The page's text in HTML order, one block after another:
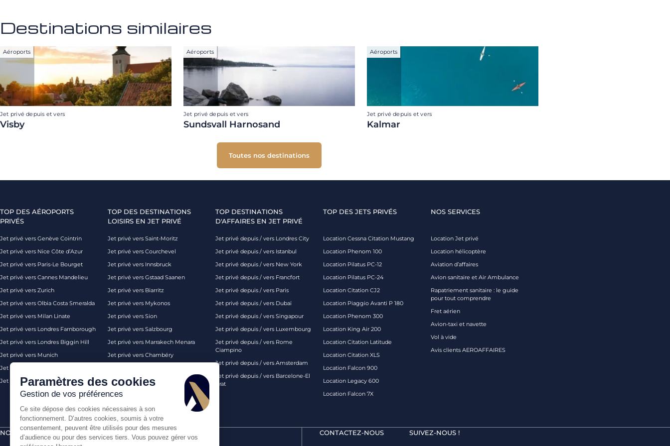
Destinations similaires
Aéroports
Jet privé depuis et vers
Visby
Aéroports
Jet privé depuis et vers
Sundsvall Harnosand
Aéroports
Jet privé depuis et vers
Kalmar
Toutes nos destinations
TOP DES AÉROPORTS
PRIVÉS
Jet privé vers Genève Cointrin
Jet privé vers Nice Côte d’Azur
Jet privé vers Paris-Le Bourget
Jet privé vers Cannes Mandelieu
Jet privé vers Zurich
Jet privé vers Olbia Costa Smeralda
Jet privé vers Milan Linate
Jet privé vers Londres Farnborough
Jet privé vers Londres Biggin Hill
Jet privé vers Munich
Jet privé vers Monaco
Jet privé vers Palma de Majorque
TOP DES DESTINATIONS
LOISIRS EN JET PRIVÉ
Jet privé vers Saint-Moritz
Jet privé vers Courchevel
Jet privé vers Innsbruck
Jet privé vers Gstaad Saanen
Jet privé vers Biarritz
Jet privé vers Mykonos
Jet privé vers Sion
Jet privé vers Salzbourg
Jet privé vers Marrakech Menara
Jet privé vers Chambéry
Jet privé vers Londres
TOP DESTINATIONS
D'AFFAIRES EN JET PRIVÉ
Jet privé depuis / vers Londres City
Jet privé depuis / vers Istanbul
Jet privé depuis / vers New York
Jet privé depuis / vers Francfort
Jet privé depuis / vers Paris
Jet privé depuis / vers Dubaï
Jet privé depuis / vers Singapour
Jet privé depuis / vers Luxembourg
Jet privé depuis / vers Rome
Ciampino
Jet privé depuis / vers Amsterdam
Jet privé depuis / vers Barcelone-El
Prat
TOP DES JETS PRIVÉS
Location Cessna Citation Mustang
Location Phenom 100
Location Pilatus PC-12
Location Pilatus PC-24
Location Citation CJ2
Location Piaggio Avanti P 180
Location Phenom 300
Location King Air 200
Location Citation Latitude
Location Citation XLS
Location Falcon 900
Location Legacy 600
Location Falcon 7X
NOS SERVICES
Location Jet privé
Location hélicoptère
Aviation d’affaires
Avion sanitaire et Air Ambulance
Rapatriement sanitaire : le guide
pour tout comprendre
Fret aérien
Avion-taxi et navette
Vol à vide
Avis clients AEROAFFAIRES
NOS CERTIFICATIONS PAIEMENTS SÉCURISÉS PAR CONTACTEZ-NOUS SUIVEZ-NOUS !
Paramètres des cookies
Gestion de vos préférences
Ce site dépose des cookies nécessaires à son
fonctionnement. D’autres cookies, soumis à votre
consentement, peuvent être utilisés pour des mesures
d’audience ou pour des services tiers. Vous pouvez gérer vos